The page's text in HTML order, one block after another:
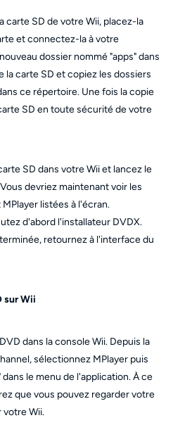
carte SD de votre Wii, placez-la
et connectez-la à votre
dossier nommé "apps" dans
la carte SD et copiez les dossiers
ce répertoire. Une fois la copie
SD en toute sécurité de votre
SD dans votre Wii et lancez le
devriez maintenant voir les
listées à l'écran.
d'abord l'installateur DVDX.
retournez à l'interface du
sur Wii
dans la console Wii. Depuis la
sélectionnez MPlayer puis
le menu de l'application. À ce
que vous pouvez regarder votre
Wii.